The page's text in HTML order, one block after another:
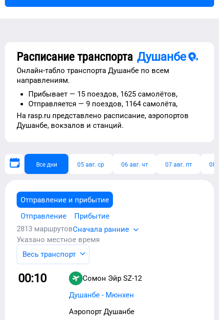
Расписание транспорта Душанбе
Онлайн-табло транспорта Душанбе по всем
направлениям.
Прибывает — 15 поездов, 1625 самолётов,
Отправляется — 9 поездов, 1164 самолёта,
На rasp.ru представлено расписание, аэропортов
Душанбе, вокзалов и станций.
Все дни 05 авг. ср 06 авг. чт 07 авг. пт 08
Отправление и прибытие
Отправление
Прибытие
2813 маршрутовСначала ранние
Указано местное время
Весь транспорт
00:10 Сомон Эйр SZ-12
Душанбе - Мюнхен
Аэропорт Душанбе